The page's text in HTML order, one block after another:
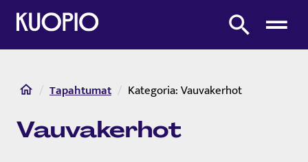
Etusivulle
Etsi sivustolta
Etusivu
Tapahtumat Kategoria:Vauvakerhot
Vauvakerhot